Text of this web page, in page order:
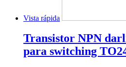
Vista rápida
Transistor NPN
para switching